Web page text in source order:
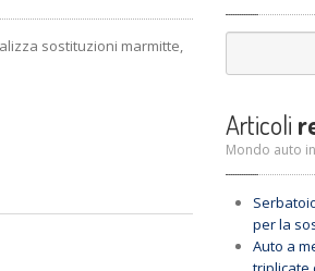
sostituzioni marmitte,
Articoli
Mondo auto
per la
Auto a